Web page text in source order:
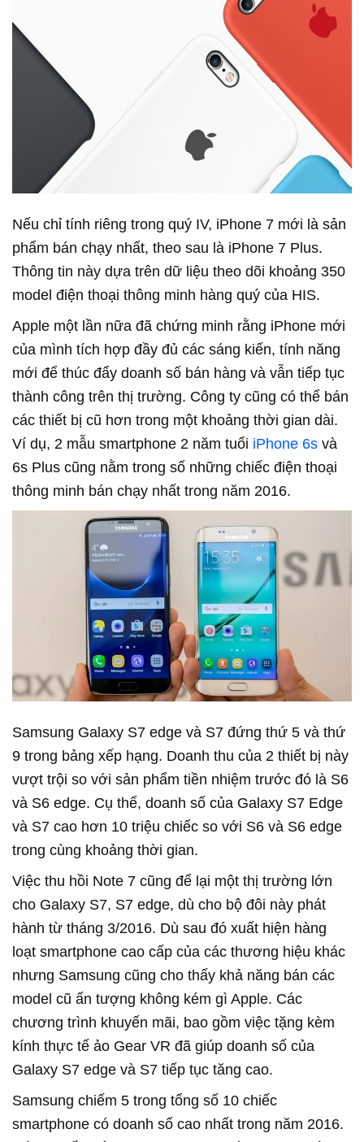
Nếu chỉ tính riêng trong quý IV, iPhone 7 mới là sản
phẩm bán chạy nhất, theo sau là iPhone 7 Plus.
Thông tin này dựa trên dữ liệu theo dõi khoảng 350
model điện thoại thông minh hàng quý của HIS.
Apple một lần nữa đã chứng minh rằng iPhone mới
của mình tích hợp đầy đủ các sáng kiến, tính năng
mới để thúc đẩy doanh số bán hàng và vẫn tiếp tục
thành công trên thị trường. Công ty cũng có thể bán
các thiết bị cũ hơn trong một khoảng thời gian dài.
Ví dụ, 2 mẫu smartphone 2 năm tuổi iPhone 6s và
6s Plus cũng nằm trong số những chiếc điện thoại
thông minh bán chạy nhất trong năm 2016.
Samsung Galaxy S7 edge và S7 đứng thứ 5 và thứ
9 trong bảng xếp hạng. Doanh thu của 2 thiết bị này
vượt trội so với sản phẩm tiền nhiệm trước đó là S6
và S6 edge. Cụ thể, doanh số của Galaxy S7 Edge
và S7 cao hơn 10 triệu chiếc so với S6 và S6 edge
trong cùng khoảng thời gian.
Việc thu hồi Note 7 cũng để lại một thị trường lớn
cho Galaxy S7, S7 edge, dù cho bộ đôi này phát
hành từ tháng 3/2016. Dù sau đó xuất hiện hàng
loạt smartphone cao cấp của các thương hiệu khác
nhưng Samsung cũng cho thấy khả năng bán các
model cũ ấn tượng không kém gì Apple. Các
chương trình khuyến mãi, bao gồm việc tặng kèm
kính thực tế ảo Gear VR đã giúp doanh số của
Galaxy S7 edge và S7 tiếp tục tăng cao.
Samsung chiếm 5 trong tổng số 10 chiếc
smartphone có doanh số cao nhất trong năm 2016.